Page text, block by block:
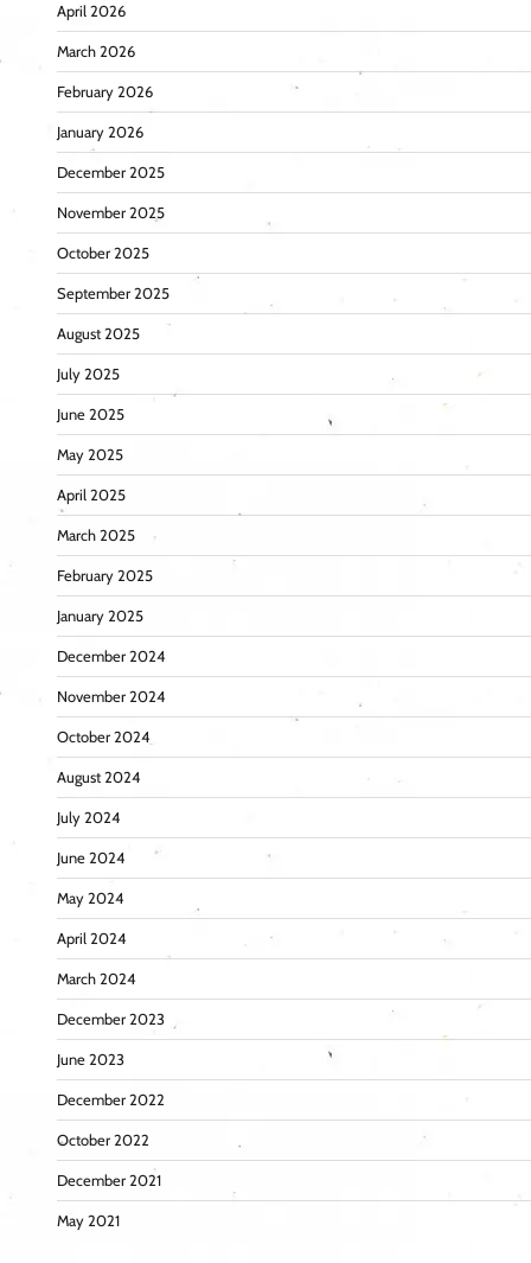
April 2026
March 2026
February 2026
January 2026
December 2025
November 2025
October 2025
September 2025
August 2025
July 2025
June 2025
May 2025
April 2025
March 2025
February 2025
January 2025
December 2024
November 2024
October 2024
August 2024
July 2024
June 2024
May 2024
April 2024
March 2024
December 2023
June 2023
December 2022
October 2022
December 2021
May 2021